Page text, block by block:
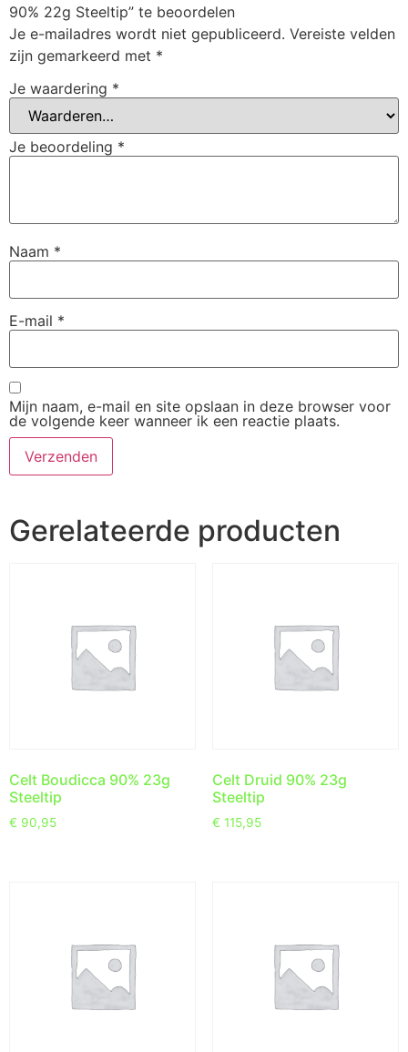
90% 22g Steeltip” te beoordelen
Je e-mailadres wordt niet gepubliceerd. Vereiste velden
zijn gemarkeerd met *
Je waardering *
Je beoordeling *
Naam *
E-mail *
Mijn naam, e-mail en site opslaan in deze browser voor
de volgende keer wanneer ik een reactie plaats.
Gerelateerde producten
Celt Boudicca 90% 23g
Steeltip
€ 90,95
Celt Druid 90% 23g
Steeltip
€ 115,95